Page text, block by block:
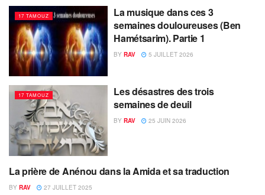
17 TAMOUZ
La musique dans ces 3
semaines douloureuses (Ben
Hamétsarim). Partie 1
BY RAV 5 JUILLET 2026
17 TAMOUZ
Les désastres des trois
semaines de deuil
BY RAV 25 JUIN 2026
10 TÉVET
La prière de Anénou dans la Amida et sa traduction
BY RAV 27 JUILLET 2025